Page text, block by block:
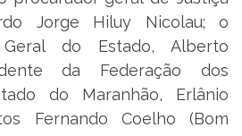
Jorge Hiluy Nicolau; o
Geral do Estado, Alberto
da Federação dos
do Maranhão, Erlânio
Fernando Coelho (Bom